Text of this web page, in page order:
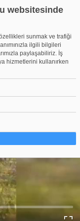
websitesinde
sunmak ve trafiği
ilgili bilgileri
paylaşabiliriz. İş
hizmetlerini kullanırken
daha verimli hale getirmek
göre, bu sitenin
yerleştirebiliyoruz.
Bu site farklı çerez türleri
üçüncü şahıs hizmetleri
web.tv
halindeki